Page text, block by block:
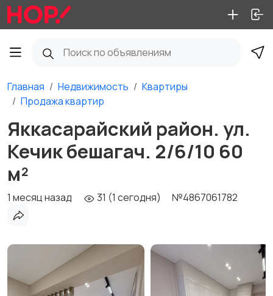
Главная Недвижимость
Квартиры
Продажа квартир
Яккасарайский район. ул.
Кечик бешагач. 2/6/10 60
м²
1 месяц назад 31 (1 сегодня) №4867061782